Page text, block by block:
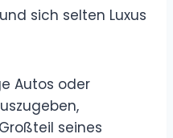
sich selten Luxus
Autos oder
seines